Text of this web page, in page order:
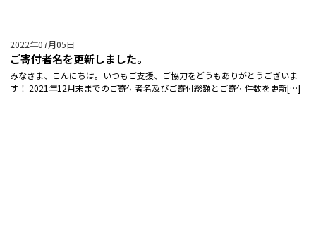
2022年07月05日
ご寄付者名を更新しました。
みなさま、こんにちは。いつもご支援、ご協力をどうもありがとうございま
す！ 2021年12月末までのご寄付者名及びご寄付総額とご寄付件数を更新[…]